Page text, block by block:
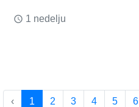
access_time 1 nedelju
‹ 1 2 3 4 5 6